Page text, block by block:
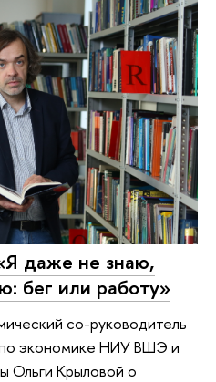
даже не знаю,
бег или работу»
со-руководитель
экономике НИУ ВШЭ и
Ольги Крыловой о